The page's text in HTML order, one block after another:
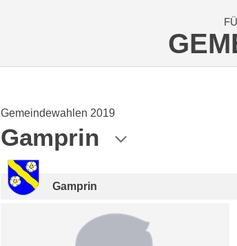
Gemeindewahlen 2019
Gamprin
Gamprin